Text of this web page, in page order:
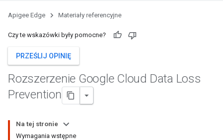
Apigee Edge Materiały referencyjne
Czy te wskazówki były pomocne?
PRZEŚLIJ OPINIĘ
Rozszerzenie Google Cloud Data Loss
Prevention
Na tej stronie
Wymagania wstępne